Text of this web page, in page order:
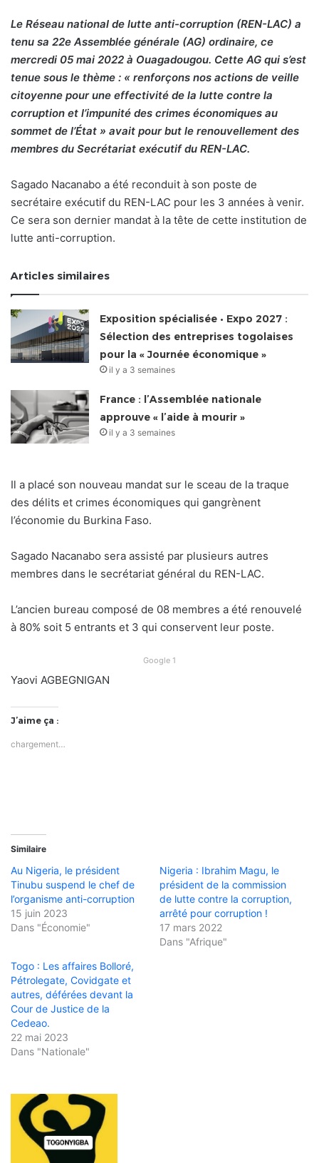
Le Réseau national de lutte anti-corruption (REN-LAC) a
tenu sa 22e Assemblée générale (AG) ordinaire, ce
mercredi 05 mai 2022 à Ouagadougou. Cette AG qui s’est
tenue sous le thème : « renforçons nos actions de veille
citoyenne pour une effectivité de la lutte contre la
corruption et l’impunité des crimes économiques au
sommet de l’État » avait pour but le renouvellement des
membres du Secrétariat exécutif du REN-LAC.
Sagado Nacanabo a été reconduit à son poste de
secrétaire exécutif du REN-LAC pour les 3 années à venir.
Ce sera son dernier mandat à la tête de cette institution de
lutte anti-corruption.
Articles similaires
Exposition spécialisée • Expo 2027 :
Sélection des entreprises togolaises
pour la « Journée économique »
il y a 3 semaines
France : l’Assemblée nationale
approuve « l’aide à mourir »
il y a 3 semaines
Il a placé son nouveau mandat sur le sceau de la traque
des délits et crimes économiques qui gangrènent
l’économie du Burkina Faso.
Sagado Nacanabo sera assisté par plusieurs autres
membres dans le secrétariat général du REN-LAC.
L’ancien bureau composé de 08 membres a été renouvelé
à 80% soit 5 entrants et 3 qui conservent leur poste.
Google 1
Yaovi AGBEGNIGAN
J’aime ça :
chargement…
Similaire
Au Nigeria, le président
Tinubu suspend le chef de
l’organisme anti-corruption
15 juin 2023
Dans "Économie"
Nigeria : Ibrahim Magu, le
président de la commission
de lutte contre la corruption,
arrêté pour corruption !
17 mars 2022
Dans "Afrique"
Togo : Les affaires Bolloré,
Pétrolegate, Covidgate et
autres, déférées devant la
Cour de Justice de la
Cedeao.
22 mai 2023
Dans "Nationale"